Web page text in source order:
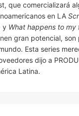
que comercializará
en LA
y What happens to my
gran potencial,
Esta series
dijo a
Latina.